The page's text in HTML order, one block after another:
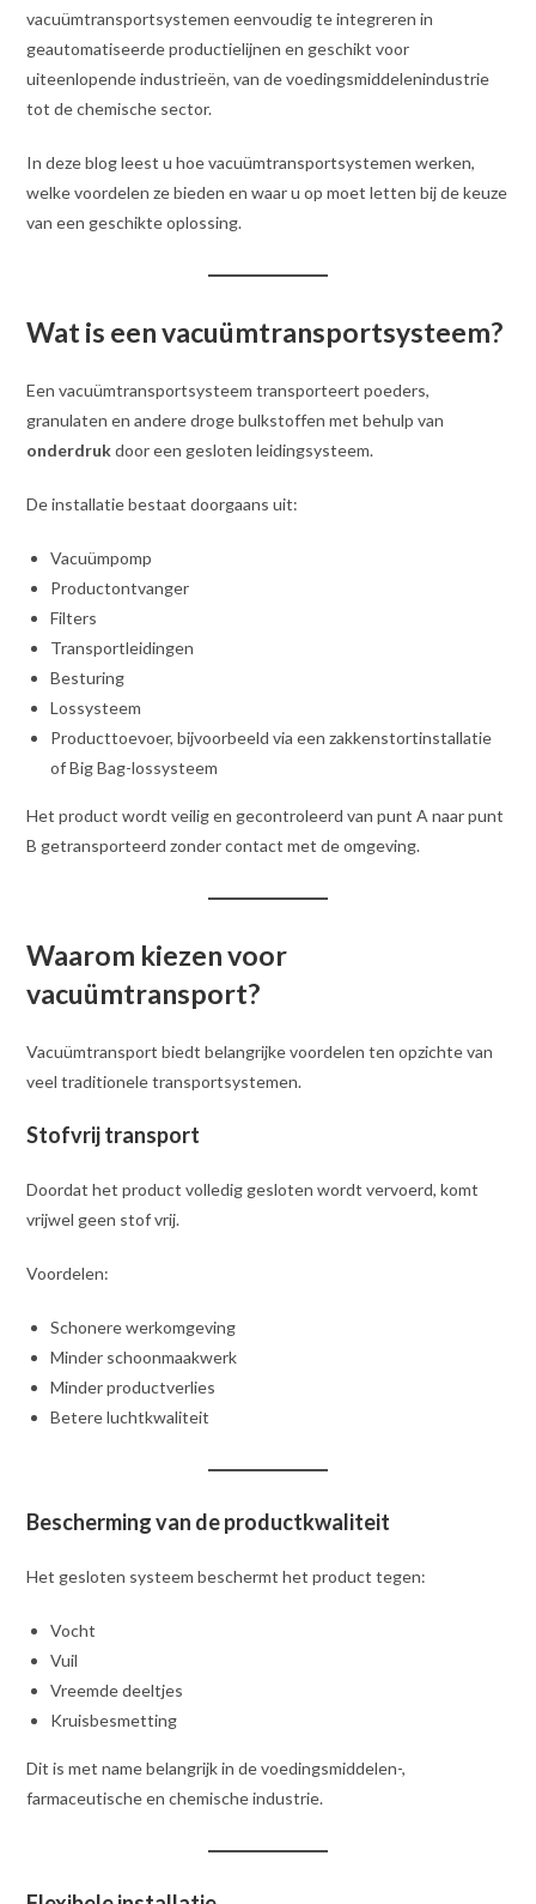
vacuümtransportsystemen eenvoudig te integreren in
geautomatiseerde productielijnen en geschikt voor
uiteenlopende industrieën, van de voedingsmiddelenindustrie
tot de chemische sector.
In deze blog leest u hoe vacuümtransportsystemen werken,
welke voordelen ze bieden en waar u op moet letten bij de keuze
van een geschikte oplossing.
Wat is een vacuümtransportsysteem?
Een vacuümtransportsysteem transporteert poeders,
granulaten en andere droge bulkstoffen met behulp van
onderdrukdoor een gesloten leidingsysteem.
De installatie bestaat doorgaans uit:
Vacuümpomp
Productontvanger
Filters
Transportleidingen
Besturing
Lossysteem
Producttoevoer, bijvoorbeeld via een zakkenstortinstallatie
of Big Bag-lossysteem
Het product wordt veilig en gecontroleerd van punt A naar punt
B getransporteerd zonder contact met de omgeving.
Waarom kiezen voor
vacuümtransport?
Vacuümtransport biedt belangrijke voordelen ten opzichte van
veel traditionele transportsystemen.
Stofvrij transport
Doordat het product volledig gesloten wordt vervoerd, komt
vrijwel geen stof vrij.
Voordelen:
Schonere werkomgeving
Minder schoonmaakwerk
Minder productverlies
Betere luchtkwaliteit
Bescherming van de productkwaliteit
Het gesloten systeem beschermt het product tegen:
Vocht
Vuil
Vreemde deeltjes
Kruisbesmetting
Dit is met name belangrijk in de voedingsmiddelen-,
farmaceutische en chemische industrie.